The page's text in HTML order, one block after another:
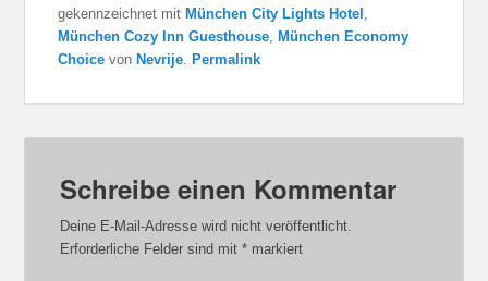
gekennzeichnet mitMünchen City Lights Hotel
München Cozy Inn Guesthouse ,München Economy
Choice vonNevrije .Permalink
Schreibe einen Kommentar
Deine E-Mail-Adresse wird nicht veröffentlicht.
Erforderliche Felder sind mit* markiert